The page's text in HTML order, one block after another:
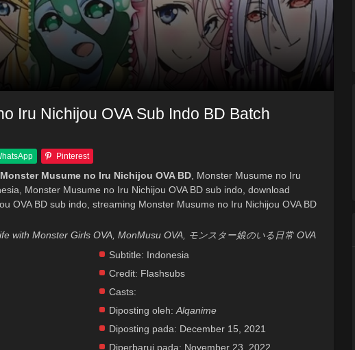
Iru Nichijou OVA Sub Indo BD Batch
Pinterest
Musume no Iru Nichijou OVA BD, Monster Musume no Iru
Monster Musume no Iru Nichijou OVA BD sub indo, download
OVA BD sub indo, streaming Monster Musume no Iru Nichijou OVA BD
with Monster Girls OVA, MonMusu OVA, モンスター娘のいる日常 OVA
Subtitle: Indonesia
Credit: Flashsubs
Casts:
Diposting oleh: Alqanime
Diposting pada: December 15, 2021
Diperbarui pada: November 23, 2022